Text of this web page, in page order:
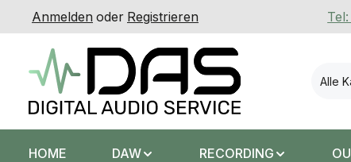
Hauptinhalt springen
Zur Suche springen
Zur Hauptnavigation springen
Anmelden oder Registrieren
Alle
HOME DAW RECORDING